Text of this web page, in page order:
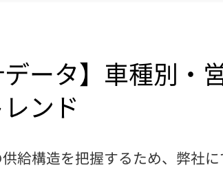
データ】車種別
ンド
給構造を把握するため、弊社